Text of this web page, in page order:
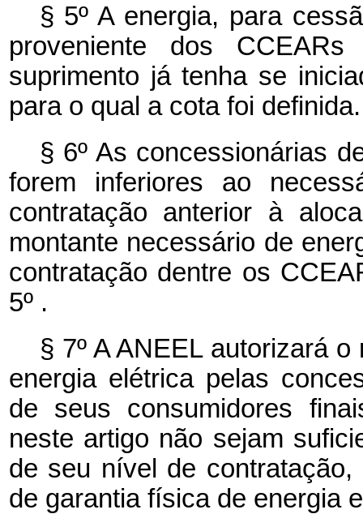
§ 5º A energia, para
proveniente dos
suprimento já tenha se
para o qual a cota foi definida.
§ 6º As concessionárias
forem inferiores ao
contratação anterior à
montante necessário de
contratação dentre os
5º .
§ 7º A ANEEL autorizará
energia elétrica pelas
de seus consumidores
neste artigo não sejam
de seu nível de
de garantia física de energia